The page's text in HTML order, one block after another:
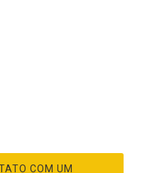
COM UM